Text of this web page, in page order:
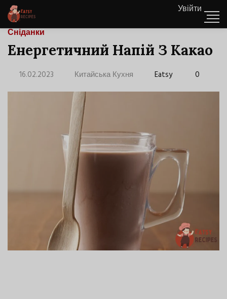
Увійти
Сніданки
Енергетичний Напій З Какао
16.02.2023 Китайська Кухня Eatsy 0